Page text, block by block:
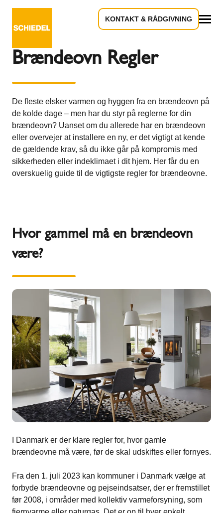
KONTAKT & RÅDGIVNING
Brændeovn Regler
De fleste elsker varmen og hyggen fra en brændeovn på
de kolde dage – men har du styr på reglerne for din
brændeovn? Uanset om du allerede har en brændeovn
eller overvejer at installere en ny, er det vigtigt at kende
de gældende krav, så du ikke går på kompromis med
sikkerheden eller indeklimaet i dit hjem. Her får du en
overskuelig guide til de vigtigste regler for brændeovne.
Hvor gammel må en brændeovn
være?
I Danmark er der klare regler for, hvor gamle
brændeovne må være, før de skal udskiftes eller fornyes.
Fra den 1. juli 2023 kan kommuner i Danmark vælge at
forbyde brændeovne og pejseindsatser, der er fremstillet
før 2008, i områder med kollektiv varmeforsyning, som